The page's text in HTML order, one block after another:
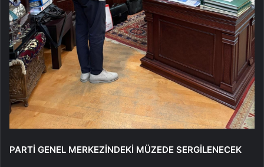
PARTİ GENEL MERKEZİNDEKİ MÜZEDE SERGİLENECEK